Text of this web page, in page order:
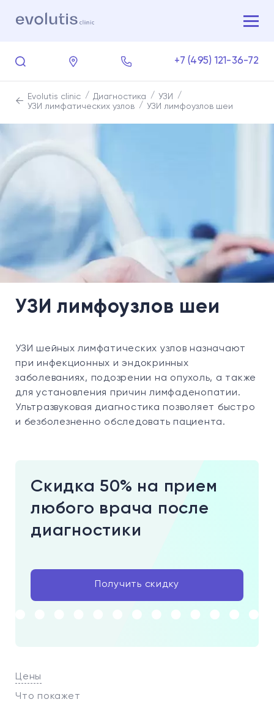
+7 (495) 121-36-72
Evolutis clinic Диагностика
УЗИ
УЗИ лимфатических узлов
УЗИ лимфоузлов шеи
УЗИ лимфоузлов шеи
Цены
Что покажет
УЗИ шейных лимфатических узлов назначают
при инфекционных и эндокринных
заболеваниях, подозрении на опухоль, а также
для установления причин лимфаденопатии.
Ультразвуковая диагностика позволяет быстро
и безболезненно обследовать пациента.
Скидка 50% на прием
любого врача после
диагностики
Получить скидку